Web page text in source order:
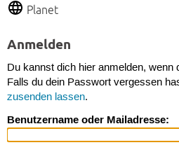
Planet
Anmelden
Du kannst dich hier anmelden, wenn
Falls du dein Passwort vergessen
zusenden lassen.
Benutzername oder Mailadresse: